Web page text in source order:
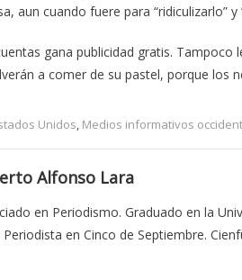
aun cuando fuere para “ridiculizarlo”
gana publicidad gratis.
a comer de su pastel, porque los
Unidos, Medios informativos
Alfonso Lara
en Periodismo. Graduado en la
Periodista en Cinco de Septiembre.